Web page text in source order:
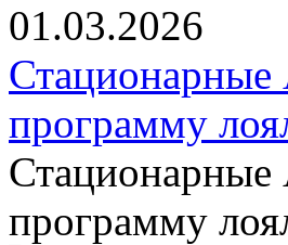
01.03.2026
программу
программу